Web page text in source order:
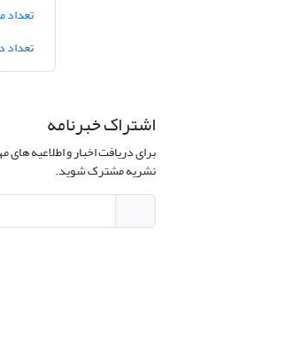
تعداد
تعداد
اشتراک خبرنامه
برای دریافت اخبار و اطلاعیه
نشریه مشترک شوید.